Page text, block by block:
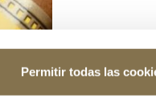
Permitir todas las